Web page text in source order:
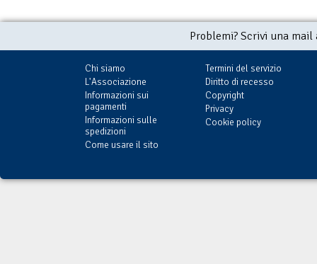
Problemi? Scrivi una
Chi siamo
L'Associazione
Informazioni sui
pagamenti
Informazioni sulle
spedizioni
Come usare il sito
Termini del servizio
Diritto di recesso
Copyright
Privacy
Cookie policy